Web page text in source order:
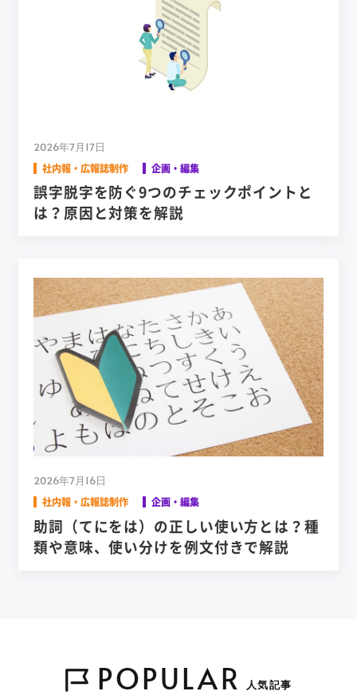
2026年7月17日
社内報・広報誌制作 企画・編集
誤字脱字を防ぐ9つのチェックポイントと
は？原因と対策を解説
2026年7月16日
社内報・広報誌制作 企画・編集
助詞（てにをは）の正しい使い方とは？種
類や意味、使い分けを例文付きで解説
POPULAR 人気記事